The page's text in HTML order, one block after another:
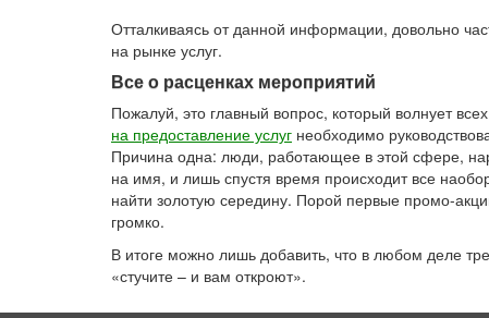
Отталкиваясь от данной информации, довольно
на рынке услуг.
Все о расценках мероприятий
Пожалуй, это главный вопрос, который волнует
на предоставление услуг необходимо
Причина одна: люди, работающее в этой сфере,
на имя, и лишь спустя время происходит все
найти золотую середину. Порой первые промо-
громко.
В итоге можно лишь добавить, что в любом деле
«стучите – и вам откроют».